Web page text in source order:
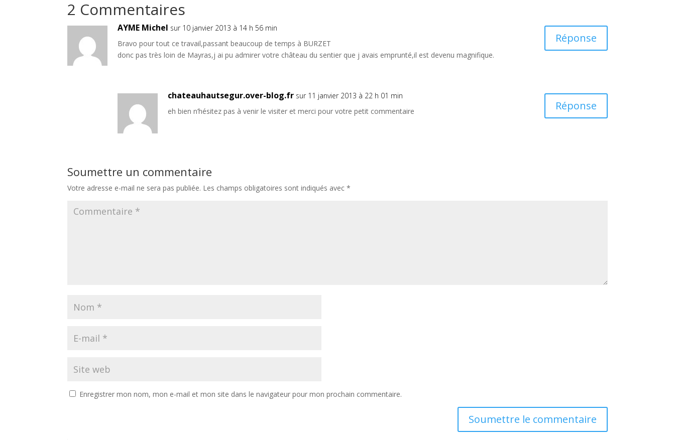
2 Commentaires
AYME Michel sur 10 janvier 2013 à 14 h 56 min
Bravo pour tout ce travail,passant beaucoup de temps à BURZET
donc pas très loin de Mayras,j ai pu admirer votre château du sentier que j avais emprunté,il est devenu magnifique.
Réponse
chateauhautsegur.over-blog.fr sur 11 janvier 2013 à 22 h 01 min
eh bien n’hésitez pas à venir le visiter et merci pour votre petit commentaire
Réponse
Soumettre un commentaire
Votre adresse e-mail ne sera pas publiée. Les champs obligatoires sont indiqués avec*
Enregistrer mon nom, mon e-mail et mon site dans le navigateur pour mon prochain commentaire.
Soumettre le commentaire